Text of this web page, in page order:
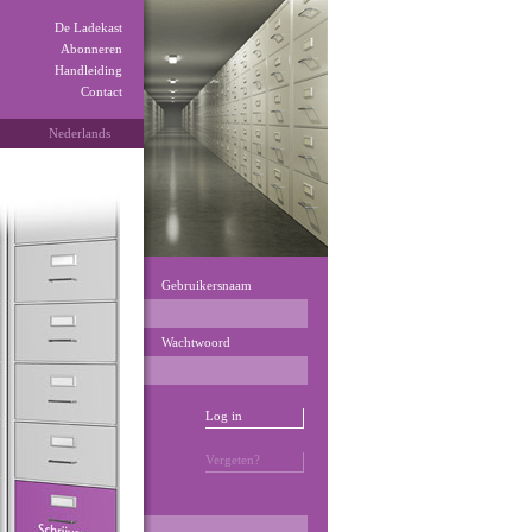
De Ladekast
Abonneren
Handleiding
Contact
Nederlands
Gebruikersnaam
Wachtwoord
Log in
Vergeten?